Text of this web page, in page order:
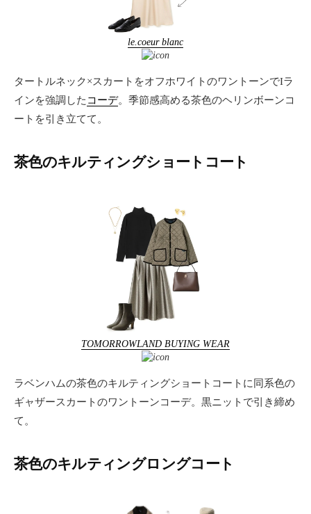
le.coeur blanc
タートルネック×スカートをオフホワイトのワントーンでIラ
インを強調した コーデ。季節感高める茶色のヘリンボーンコ
ートを引き立てて。
茶色のキルティングショートコート
TOMORROWLAND BUYING WEAR
ラベンハムの茶色のキルティングショートコートに同系色の
ギャザースカートのワントーンコーデ。黒ニットで引き締め
て。
茶色のキルティングロングコート